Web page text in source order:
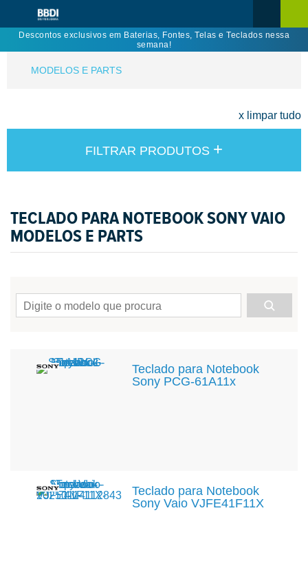
Descontos exclusivos em Baterias, Fontes, Telas e Teclados nessa
semana!
MODELOS E PARTS
x limpar tudo
FILTRAR PRODUTOS +
TECLADO PARA NOTEBOOK SONY VAIO
MODELOS E PARTS
Teclado para Notebook
Sony PCG-61A11x
Teclado para Notebook
Sony Vaio VJFE41F11X